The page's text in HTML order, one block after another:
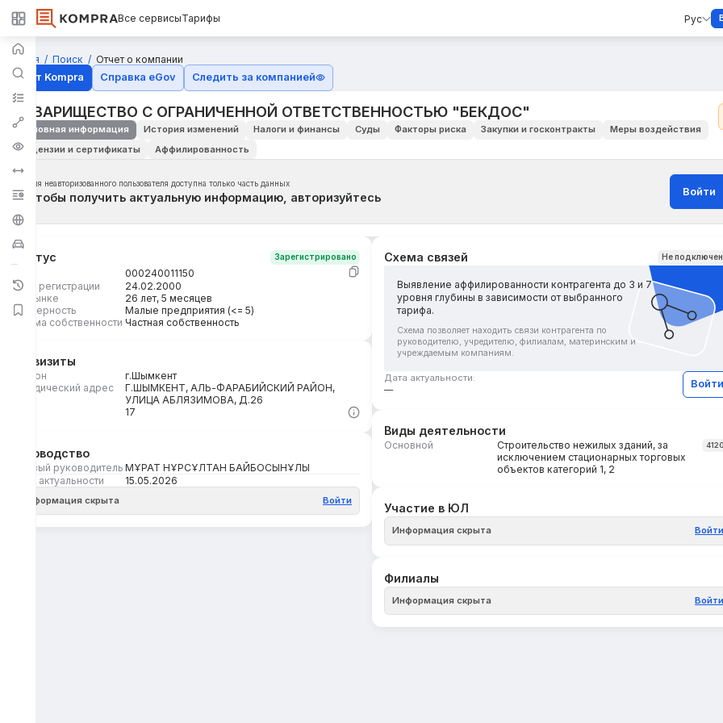
Все сервисыТарифы Рус
Главная Поиск
Отчет о компании
Отчёт Kompra
Справка eGov Следить за компанией
ТОВАРИЩЕСТВО С ОГРАНИЧЕННОЙ ОТВЕТСТВЕННОСТЬЮ "БЕКДОС"
Основная информация История изменений Налоги и финансы Суды Факторы риска Закупки и госконтракты
Меры воздействия
Лицензии и сертификаты
Аффилированность
Для неавторизованного пользователя доступна только часть данных
Чтобы получить актуальную информацию, авторизуйтесь Войти
Статус Зарегистрировано
000240011150
Дата регистрации
24.02.2000
На рынке
26 лет, 5 месяцев
Размерность
Малые предприятия (<= 5)
Форма собственности Частная собственность
Реквизиты
Регион
г.Шымкент
Юридический адрес
Г.ШЫМКЕНТ, АЛЬ-ФАРАБИЙСКИЙ РАЙОН,
УЛИЦА АБЛЯЗИМОВА, Д.26
17
Руководство
Первый руководитель МҰРАТ НҰРСҰЛТАН БАЙБОСЫНҰЛЫ
Дата актуальности
15.05.2026
Информация скрыта Войти
Схема связей Не
Выявление аффилированности контрагента до 3 и 7
уровня глубины в зависимости от выбранного
тарифа.
Схема позволяет находить связи контрагента по
руководителю, учредителю, филиалам, материнским и
учреждаемым компаниям.
Дата актуальности:
—
Войти
Виды деятельности
Основной
Строительство нежилых зданий, за
исключением стационарных торговых
объектов категорий 1, 2
Участие в ЮЛ
Информация скрыта Войти
Филиалы
Информация скрыта Войти